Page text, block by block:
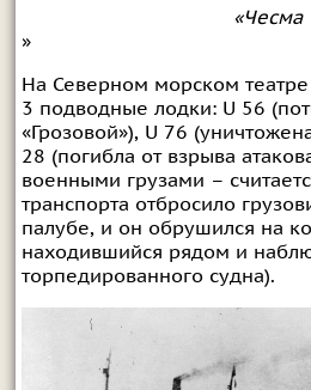
«Чесма
»
На Северном морском
3 подводные лодки: U 56
«Грозовой»), U 76
28 (погибла от взрыва
военными грузами –
транспорта отбросило
палубе, и он обрушился на
находившийся рядом и
торпедированного судна).